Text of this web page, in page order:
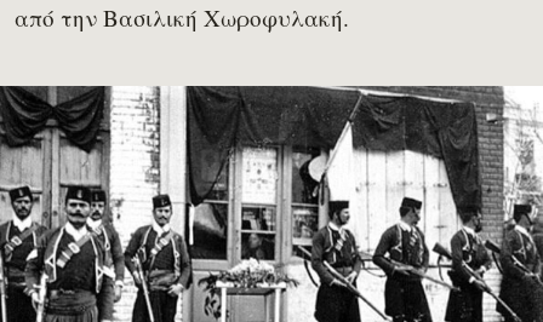
από την Βασιλική Χωροφυλακή.